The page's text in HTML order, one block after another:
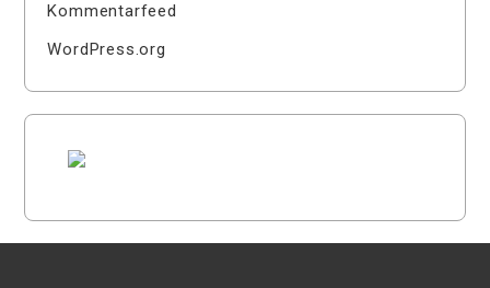
Kommentarfeed
WordPress.org